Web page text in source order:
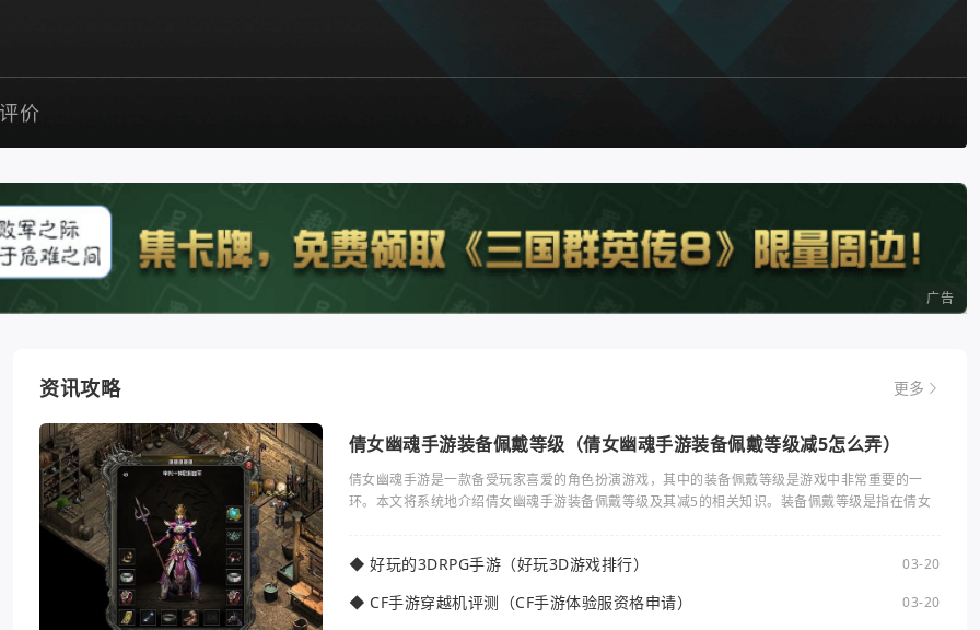
价
广告
资讯攻略 更多
倩女幽魂手游装备佩戴等级（倩女幽魂手游装备佩戴等级减5怎么弄）
倩女幽魂手游是一款备受玩家喜爱的角色扮演游戏，其中的装备佩戴等级是游戏中非常重要的一
环。本文将系统地介绍倩女幽魂手游装备佩戴等级及其减5的相关知识。装备佩戴等级是指在倩女
◆ 好玩的3DRPG手游（好玩3D游戏排行） 03-20
◆ CF手游穿越机评测（CF手游体验服资格申请） 03-20